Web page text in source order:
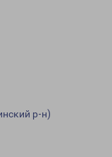
р-н)